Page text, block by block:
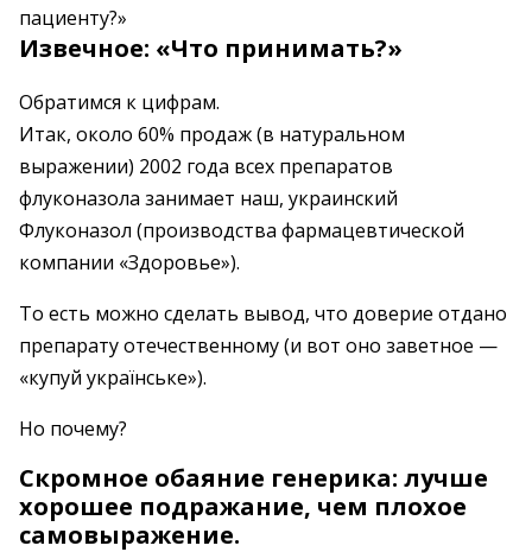
пациенту?»
Извечное: «Что принимать?»
Обратимся к цифрам.
Итак, около 60% продаж (в натуральном
выражении) 2002 года всех препаратов
флуконазола занимает наш, украинский
Флуконазол (производства фармацевтической
компании «Здоровье»).
То есть можно сделать вывод, что доверие отдано
препарату отечественному (и вот оно заветное —
«купуй українське»).
Но почему?
Скромное обаяние генерика: лучше
хорошее подражание, чем плохое
самовыражение.